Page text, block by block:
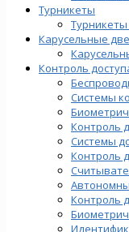
Турникеты
Карусельные
Контроль
Системы
Контроль
Системы
Контроль
Контроль